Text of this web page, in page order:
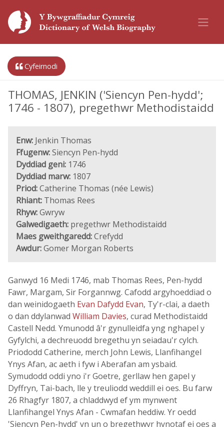
Cyfeirnodi
THOMAS, JENKIN ('Siencyn Pen-hydd';
1746 - 1807), pregethwr Methodistaidd
Enw: Jenkin Thomas
Ffugenw:Siencyn Pen-hydd
Dyddiad geni: 1746
Dyddiad marw: 1807
Priod:Catherine Thomas (née Lewis)
Rhiant: Thomas Rees
Rhyw:Gwryw
Galwedigaeth: pregethwr Methodistaidd
Maes gweithgaredd:Crefydd
Awdur:Gomer Morgan Roberts
Ganwyd 16 Medi 1746, mab Thomas Rees, Pen-hydd
Fawr, Margam, Sir Forgannwg. Cafodd argyhoeddiad o
dan weinidogaeth Evan Dafydd Evan, Ty'r-clai, a daeth
o dan ddylanwad William Davies, curad Methodistaidd
Castell Nedd. Ymunodd â'r gynulleidfa yng nghapel y
Gyfylchi, a dechreuodd bregethu yn seiadau'r cylch.
Priododd Catherine, merch John Lewis, Llanfihangel
Ynys Afan, ac aeth i fyw i Aberafan am ysbaid.
Symudodd oddi yno i'r Goetre, gerllaw hen gapel y
Dyffryn, Tai-bach, lle y treuliodd weddill ei oes. Bu farw
26 Rhagfyr 1807, a chladdwyd ef ym mynwent
Llanfihangel Ynys Afan - Cwmafan heddiw. Yr oedd
'Siencyn Pen-hydd' yn un o bregethwyr hynotaf ei oes a